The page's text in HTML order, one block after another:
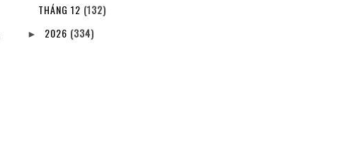
THÁNG 12 (132)
► 2026 (334)